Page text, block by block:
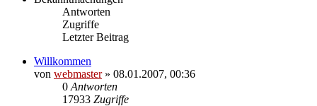
Antworten
Zugriffe
Letzter Beitrag
Willkommen
von webmaster» 08.01.2007, 00:36
0 Antworten
17933 Zugriffe